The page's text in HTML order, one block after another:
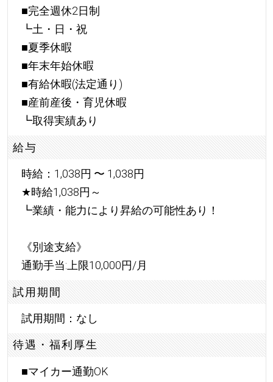
■完全週休2日制
┗土・日・祝
■夏季休暇
■年末年始休暇
■有給休暇(法定通り)
■産前産後・育児休暇
┗取得実績あり
給与
時給：1,038円 〜 1,038円
★時給1,038円～
┗業績・能力により昇給の可能性あり！
《別途支給》
通勤手当:上限10,000円/月
試用期間
試用期間：なし
待遇・福利厚生
■マイカー通勤OK